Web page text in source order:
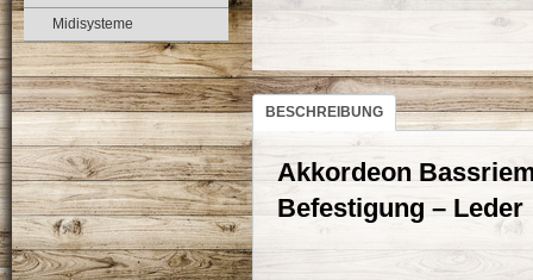
Midisysteme
BESCHREIBUNG
Akkordeon
Befestigung – Leder